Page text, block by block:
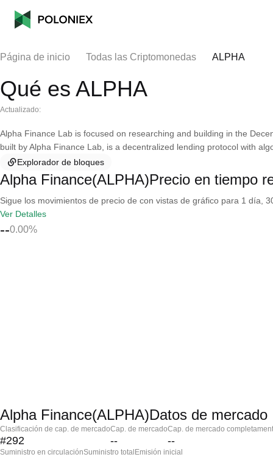
Página de inicio Todas las Criptomonedas ALPHA
Qué es ALPHA
Actualizado:
Alpha Finance Lab is focused on researching and building in the
built by Alpha Finance Lab, is a decentralized lending protocol with
Explorador de bloques
Alpha Finance(ALPHA)Precio en tiempo
Sigue los movimientos de precio de con vistas de gráfico para 1 día,
Ver Detalles
--0.00%
Alpha Finance(ALPHA)Datos de mercado
Clasificación de cap. de mercado
#292
Cap. de mercado
--
Cap. de mercado
--
Suministro en circulaciónSuministro total Emisión inicial